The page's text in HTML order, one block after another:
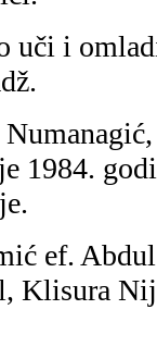
uči i
1984.
ef.
Klisura